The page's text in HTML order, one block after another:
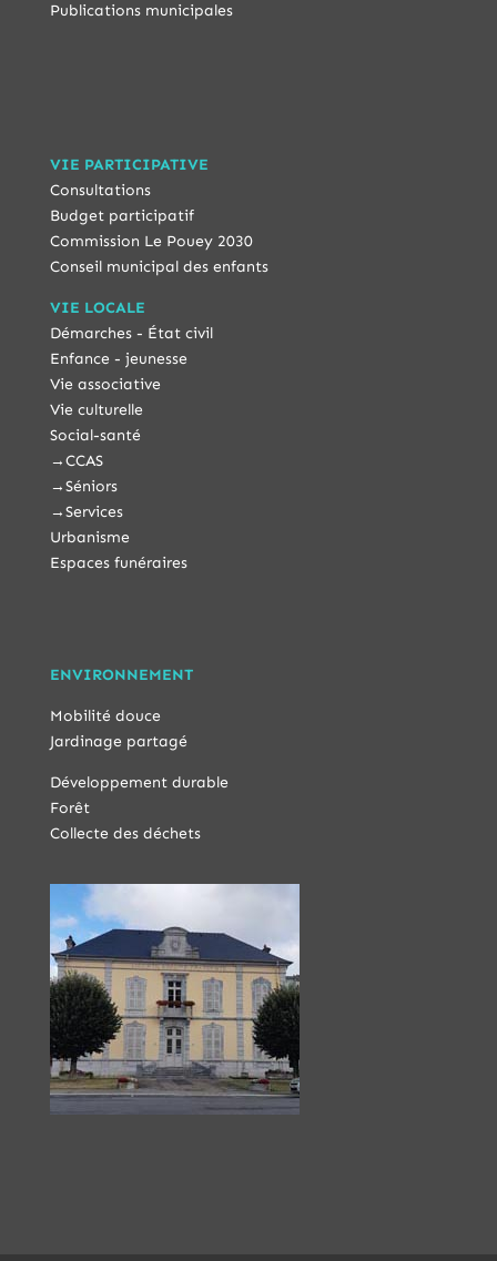
Publications municipales
VIE PARTICIPATIVE
Consultations
Budget participatif
Commission Le Pouey 2030
Conseil municipal des enfants
VIE LOCALE
Démarches - État civil
Enfance - jeunesse
Vie associative
Vie culturelle
Social-santé
→CCAS
→Séniors
→Services
Urbanisme
Espaces funéraires
ENVIRONNEMENT
Mobilité douce
Jardinage partagé
Développement durable
Forêt
Collecte des déchets